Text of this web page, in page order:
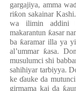
gargajiya, amma wa
riƙon sakainar
wa ilimin addini
makarantun ƙasar
ba ƙaramar illa ya
al’ummar ƙasa.
musulumci shi
sahihiyar tarbiyya.
keɗauke da
girmama kai da ƙ